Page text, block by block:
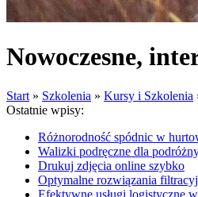
Nowoczesne,
Start » Szkolenia » Kursy i Szkolenia
Ostatnie wpisy:
Różnorodność spódnic w
Walizki podręczne dla
Drukuj zdjęcia online szybko
Optymalne rozwiązania
Efektywne usługi logistyczne